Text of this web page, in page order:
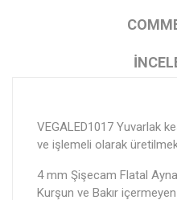
VEGALED1017 Yuvarlak
ve işlemeli olarak
4 mm Şişecam Flatal
Kurşun ve Bakır